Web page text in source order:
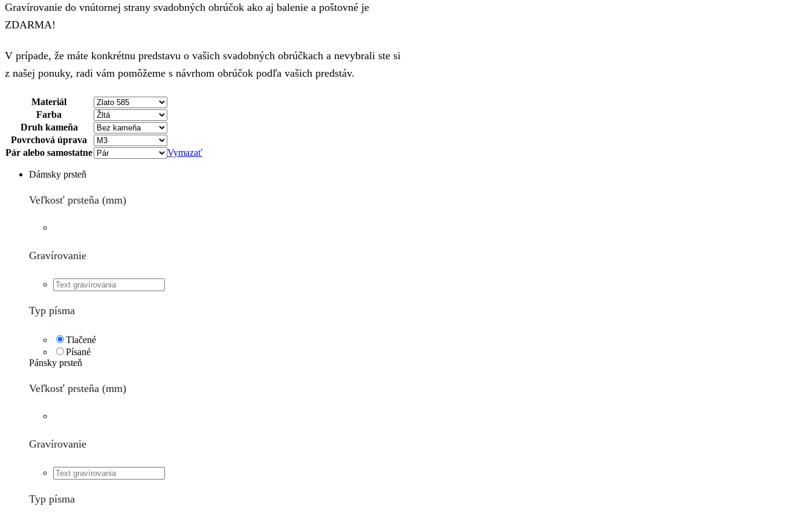
Gravírovanie do vnútornej strany svadobných obrúčok ako aj balenie a poštovné je
ZDARMA!
V prípade, že máte konkrétnu predstavu o vašich svadobných obrúčkach a nevybrali ste si
z našej ponuky, radi vám pomôžeme s návrhom obrúčok podľa vašich predstáv.
Materiál
Farba
Druh kameňa
Povrchová úprava
Pár alebo samostatne
Vymazať
Dámsky prsteň
Veľkosť prsteňa (mm)
Gravírovanie
Typ písma
Tlačené
Písané
Pánsky prsteň
Veľkosť prsteňa (mm)
Gravírovanie
Typ písma